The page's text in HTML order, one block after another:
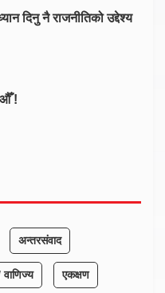
दिनु नै राजनीतिको उद्देश्य
!
अन्तरसंवाद
वाणिज्य एकक्षण